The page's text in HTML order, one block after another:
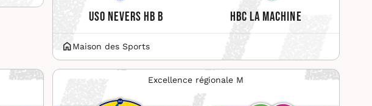
USO Nevers HB B HBC La Machine
Maison des Sports
Excellence régionale M